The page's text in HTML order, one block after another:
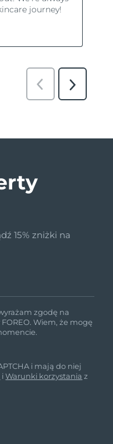
15% zniżki na
zgodę na
Wiem, że mogę
i mają do niej
iWarunki korzystania z